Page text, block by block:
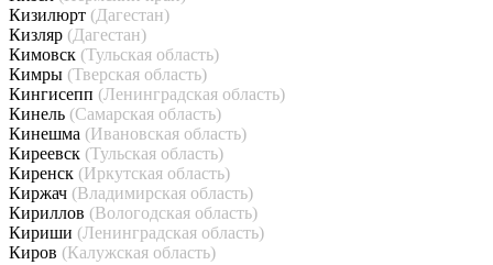
Кизилюрт (Дагестан)
Кизляр (Дагестан)
Кимовск (Тульская область)
Кимры (Тверская область)
Кингисепп (Ленинградская область)
Кинель (Самарская область)
Кинешма (Ивановская область)
Киреевск (Тульская область)
Киренск (Иркутская область)
Киржач (Владимирская область)
Кириллов (Вологодская область)
Кириши (Ленинградская область)
Киров (Калужская область)